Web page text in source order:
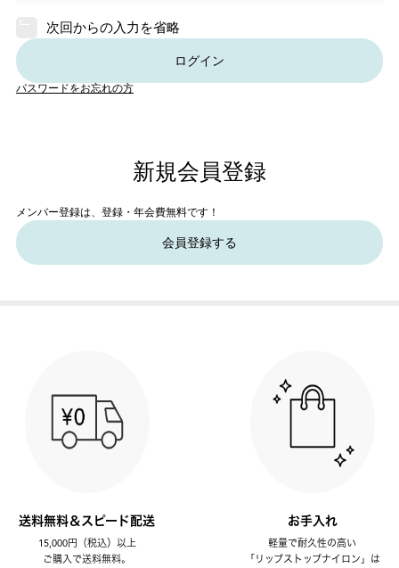
次回からの入力を省略
ログイン
パスワードをお忘れの方
新規会員登録
メンバー登録は、登録・年会費無料です！
会員登録する
送料無料＆スピード配送
15,000円（税込）以上
ご購入で送料無料。
お手入れ
軽量で耐久性の高い
「リップストップナイロン」は